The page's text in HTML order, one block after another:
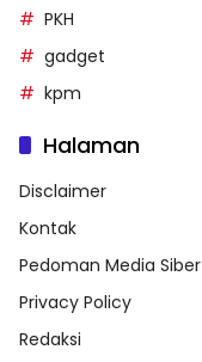
PKH
gadget
kpm
Halaman
Disclaimer
Kontak
Pedoman Media Siber
Privacy Policy
Redaksi